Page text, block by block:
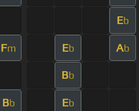
Eb
Fm Eb Ab
Bb
Bb Eb